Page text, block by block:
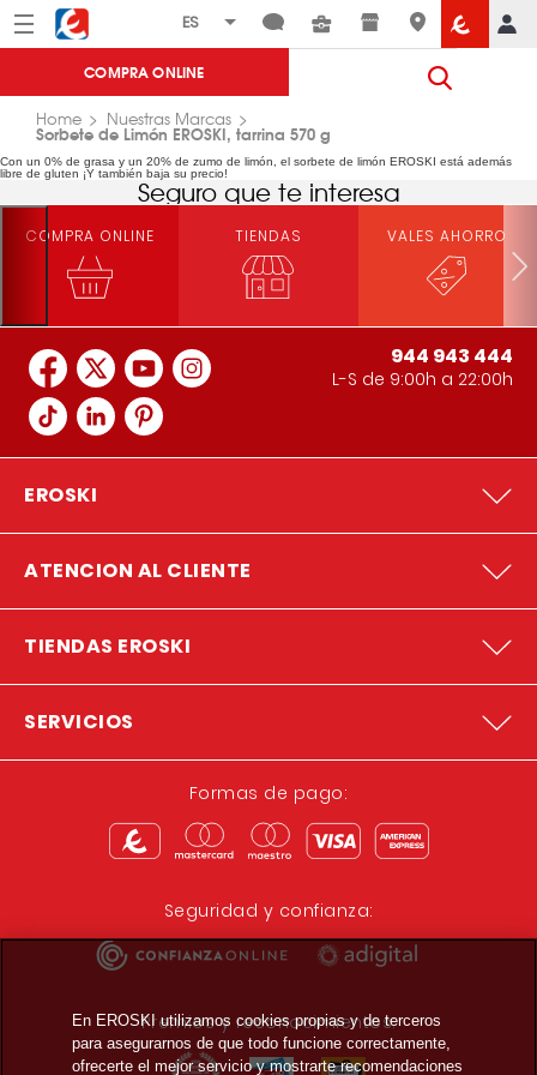
Menú Eroski
COMPRA ONLINE
Home Nuestras Marcas
Sorbete de Limón EROSKI, tarrina 570 g
Con un 0% de grasa y un 20% de zumo de limón, el sorbete de limón EROSKI está además
libre de gluten ¡Y también baja su precio!
Seguro que te interesa
COMPRA ONLINE TIENDAS VALES AHORRO
944 943 444
L-S de 9:00h a 22:00h
EROSKI
ATENCION AL CLIENTE
TIENDAS EROSKI
SERVICIOS
Formas de pago:
Seguridad y confianza:
Premios y reconocimientos:
En EROSKI utilizamos cookies propias y de terceros
para asegurarnos de que todo funcione correctamente,
ofrecerte el mejor servicio y mostrarte recomendaciones